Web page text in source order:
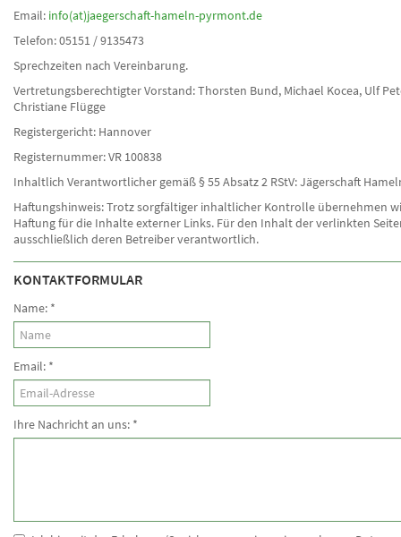
Email: info(at)jaegerschaft-hameln-pyrmont.de
Telefon: 05151 / 9135473
Sprechzeiten nach Vereinbarung.
Vertretungsberechtigter Vorstand: Thorsten Bund, Michael Kocea, Ulf
Christiane Flügge
Registergericht: Hannover
Registernummer: VR 100838
Inhaltlich Verantwortlicher gemäß § 55 Absatz 2 RStV: Jägerschaft
Haftungshinweis: Trotz sorgfältiger inhaltlicher Kontrolle übernehmen
Haftung für die Inhalte externer Links. Für den Inhalt der verlinkten
ausschließlich deren Betreiber verantwortlich.
KONTAKTFORMULAR
Name: *
Email: *
Ihre Nachricht an uns: *